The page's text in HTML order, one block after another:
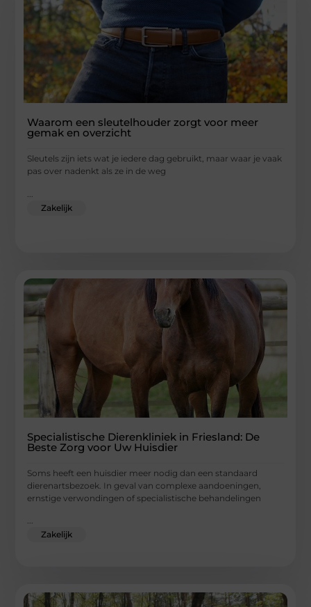
Waarom een sleutelhouder zorgt voor meer
gemak en overzicht
Sleutels zijn iets wat je iedere dag gebruikt, maar waar je vaak
pas over nadenkt als ze in de weg
Zakelijk
Specialistische Dierenkliniek in Friesland: De
Beste Zorg voor Uw Huisdier
Soms heeft een huisdier meer nodig dan een standaard
dierenartsbezoek. In geval van complexe aandoeningen,
ernstige verwondingen of specialistische behandelingen
Zakelijk